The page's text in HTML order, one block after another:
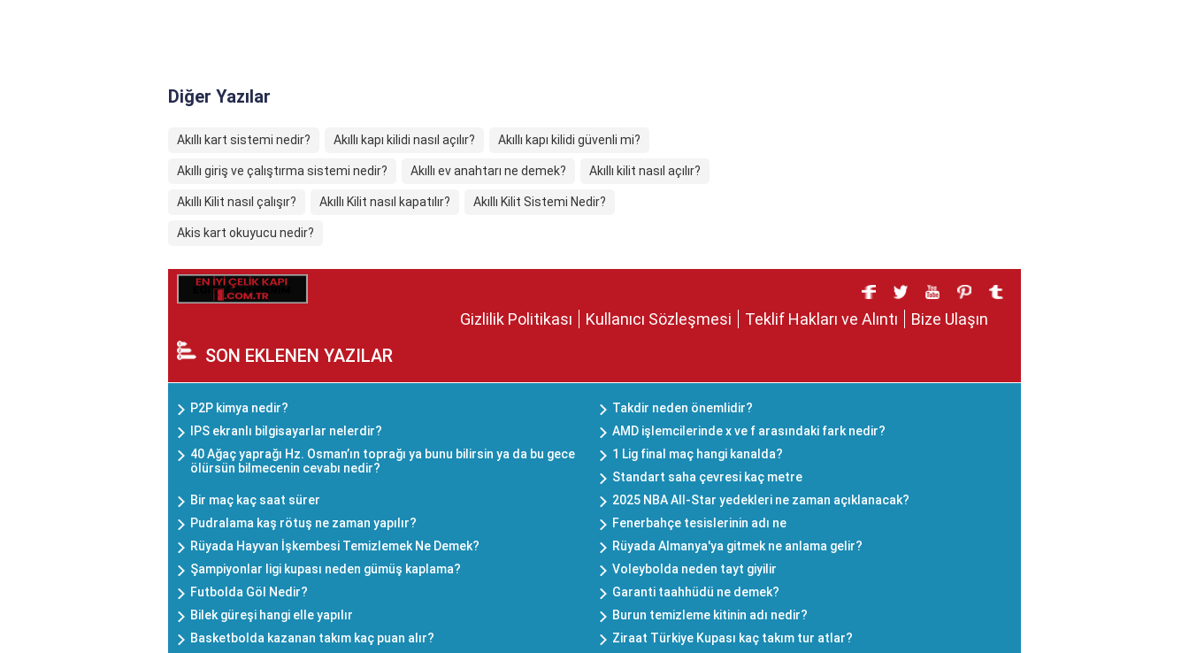
Diğer Yazılar
Akıllı kart sistemi nedir? Akıllı kapı kilidi nasıl açılır? Akıllı kapı kilidi güvenli mi?
Akıllı giriş ve çalıştırma sistemi nedir? Akıllı ev anahtarı ne demek? Akıllı kilit nasıl açılır?
Akıllı Kilit nasıl çalışır? Akıllı Kilit nasıl kapatılır? Akıllı Kilit Sistemi Nedir?
Akis kart okuyucu nedir?
Gizlilik Politikası Kullanıcı Sözleşmesi Teklif Hakları ve Alıntı Bize Ulaşın
SON EKLENEN YAZILAR
P2P kimya nedir?
Takdir neden önemlidir?
IPS ekranlı bilgisayarlar nelerdir?
AMD işlemcilerinde x ve f arasındaki fark nedir?
40 Ağaç yaprağı Hz. Osman’ın toprağı ya bunu bilirsin ya da bu gece
ölürsün bilmecenin cevabı nedir?
1 Lig final maç hangi kanalda?
Standart saha çevresi kaç metre
Bir maç kaç saat sürer
2025 NBA All-Star yedekleri ne zaman açıklanacak?
Pudralama kaş rötuş ne zaman yapılır?
Fenerbahçe tesislerinin adı ne
Rüyada Hayvan İşkembesi Temizlemek Ne Demek?
Rüyada Almanya'ya gitmek ne anlama gelir?
Şampiyonlar ligi kupası neden gümüş kaplama?
Voleybolda neden tayt giyilir
Futbolda Göl Nedir?
Garanti taahhüdü ne demek?
Bilek güreşi hangi elle yapılır
Burun temizleme kitinin adı nedir?
Basketbolda kazanan takım kaç puan alır?
Ziraat Türkiye Kupası kaç takım tur atlar?